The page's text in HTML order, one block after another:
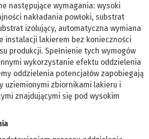
następujące wymagania: wysoki
nakładania powłoki, substrat
izolujący, automatyczna wymiana
instalacji lakierem bez konieczności
produkcji. Spełnienie tych wymogów
wykorzystanie efektu oddzielenia
oddzielenia potencjałów zapobiegają
uziemionymi zbiornikami lakieru i
znajdującymi się pod wysokim